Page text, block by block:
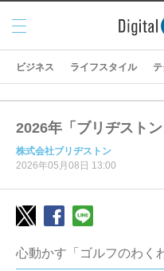
メニ
ュー
ビジネス ライフスタイル
2026年「ブリヂスト
株式会社ブリヂストン
2026年05月08日 13:00
心動かす「ゴルフのわく